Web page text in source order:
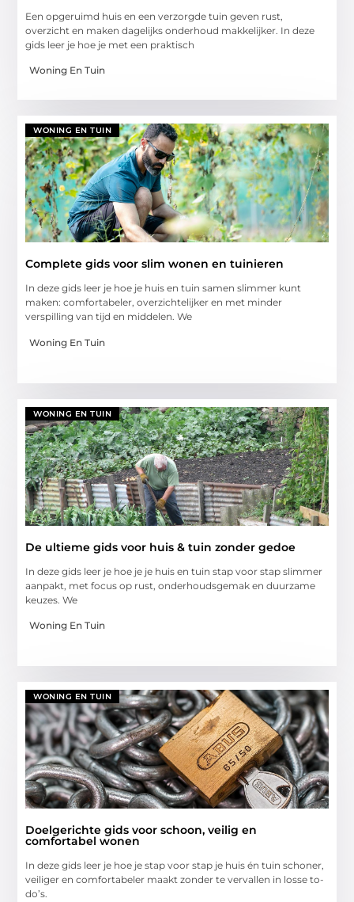
Een opgeruimd huis en een verzorgde tuin geven rust,
overzicht en maken dagelijks onderhoud makkelijker. In deze
gids leer je hoe je met een praktisch
Woning En Tuin
WONING EN TUIN
Complete gids voor slim wonen en tuinieren
In deze gids leer je hoe je huis en tuin samen slimmer kunt
maken: comfortabeler, overzichtelijker en met minder
verspilling van tijd en middelen. We
Woning En Tuin
WONING EN TUIN
De ultieme gids voor huis & tuin zonder gedoe
In deze gids leer je hoe je je huis en tuin stap voor stap slimmer
aanpakt, met focus op rust, onderhoudsgemak en duurzame
keuzes. We
Woning En Tuin
WONING EN TUIN
Doelgerichte gids voor schoon, veilig en
comfortabel wonen
In deze gids leer je hoe je stap voor stap je huis én tuin schoner,
veiliger en comfortabeler maakt zonder te vervallen in losse to-
do’s.